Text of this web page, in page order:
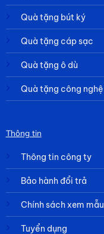
Quà tặng bút ký
Quà tặng cáp sạc
Quà tặng ô dù
Quà tặng công nghệ
Thông tin
Thông tin công ty
Bảo hành đổi trả
Chính sách xem mẫu
Tuyển dụng